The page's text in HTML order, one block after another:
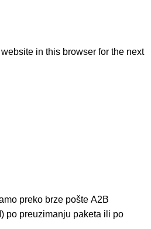
in this browser for the next
preko brze pošte A2B
po preuzimanju paketa ili po